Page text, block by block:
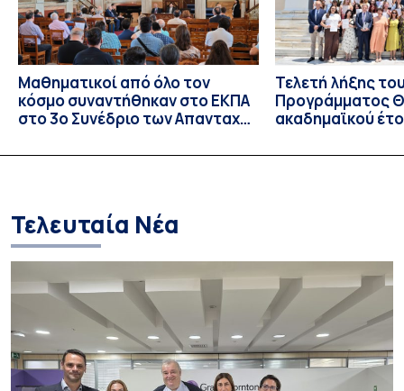
Μαθηματικοί από όλο τον
κόσμο συναντήθηκαν στο ΕΚΠΑ
στο 3ο Συνέδριο των Απανταχού
Τελετή λήξης
Προγράμματος
ακαδημαϊκού
Σπουδών στους
Τελευταία Νέα